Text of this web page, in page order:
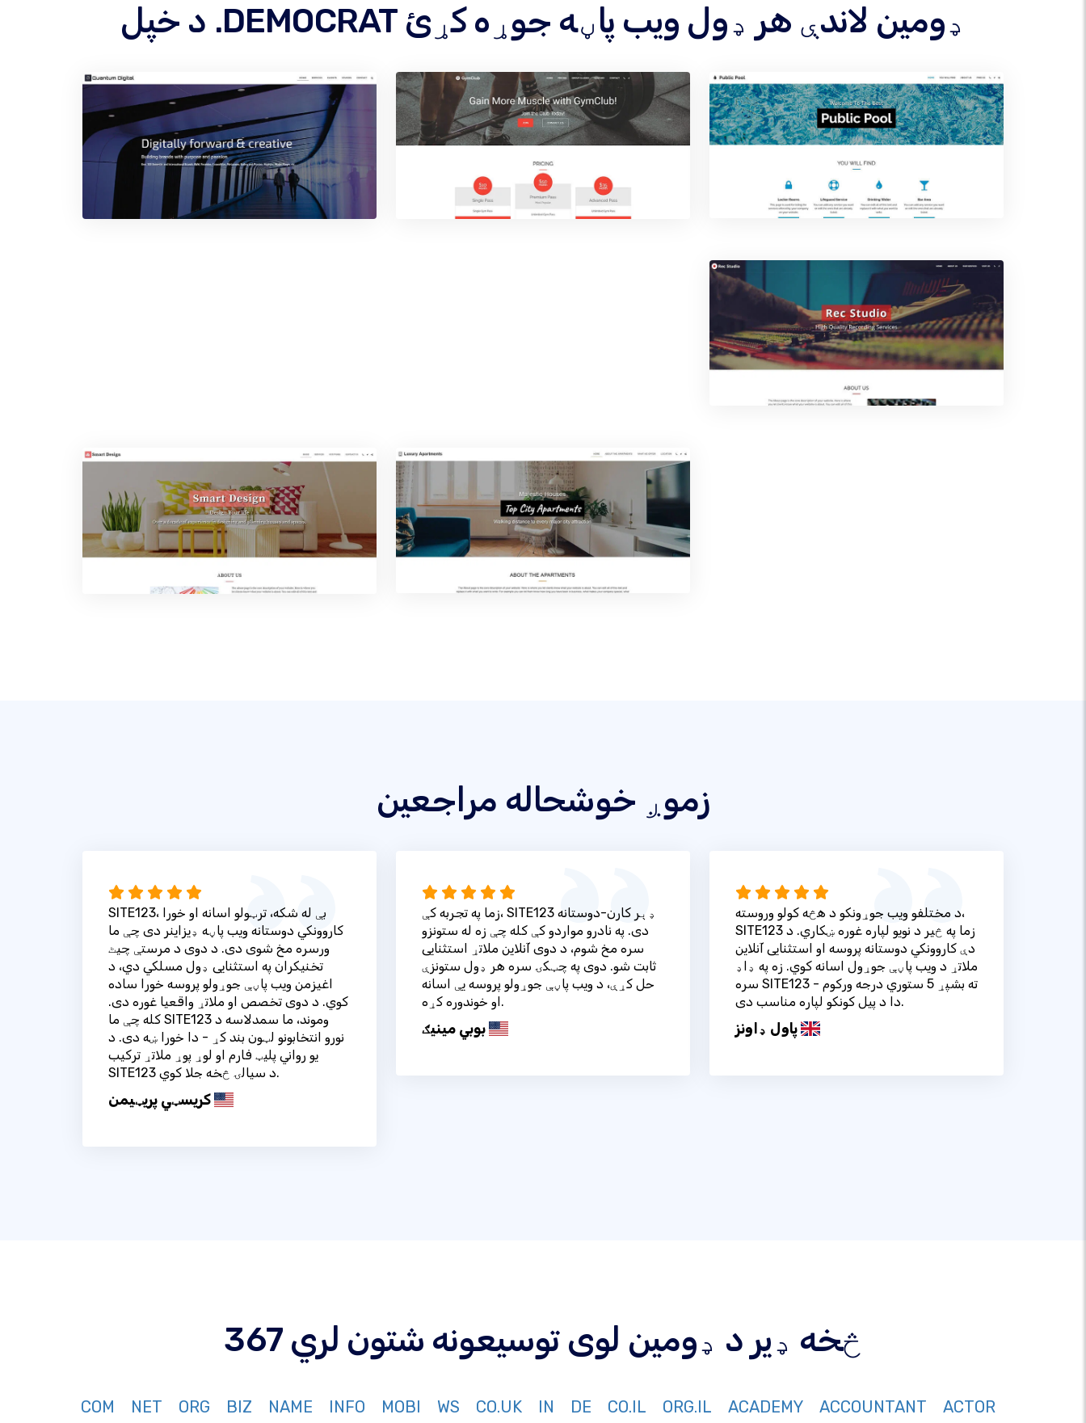
د خپل .DEMOCRAT ډومین لاندې هر ډول ویب پاڼه جوړه کړئ
زموږ خوشحاله مراجعین
SITE123، بې له شکه، ترټولو اسانه او خورا
کاروونکي دوستانه ویب پاڼه ډیزاینر دی چې ما
ورسره مخ شوی دی. د دوی د مرستې چیٹ
تخنیکران په استثنایی ډول مسلکي دي، د
اغیزمن ویب پاڼې جوړولو پروسه خورا ساده
کوي. د دوی تخصص او ملاتړ واقعیا غوره دی.
کله چې ما SITE123 وموند، ما سمدلاسه د
نورو انتخابونو لټون بند کړ - دا خورا ښه دی. د
یو رواني پلیټ فارم او لوړ پوړ ملاتړ ترکیب
SITE123 د سیالۍ څخه جلا کوي.
کریسټي پریټيمن
زما په تجربه کې، SITE123 ډېر کارن-دوستانه
دی. په نادرو مواردو کې کله چې زه له ستونزو
سره مخ شوم، د دوی آنلاین ملاتړ استثنایی
ثابت شو. دوی په چټکۍ سره هر ډول ستونزې
حل کړې، د ویب پاڼې جوړولو پروسه یې اسانه
او خوندوره کړه.
بوبي مینیګ
د مختلفو ویب جوړونکو د هڅه کولو وروسته،
SITE123 زما په څیر د نویو لپاره غوره ښکاري. د
دې کاروونکي دوستانه پروسه او استثنایی آنلاین
ملاتړ د ویب پاڼې جوړول اسانه کوي. زه په ډاډ
سره SITE123 ته بشپړ 5 ستوري درجه ورکوم -
دا د پیل کونکو لپاره مناسب دی.
پاول ډاونز
367 څخه ډیر د ډومین لوی توسیعونه شتون لري
COM NET ORG BIZ NAME INFO MOBI WS CO.UK IN DE CO.IL ORG.IL ACADEMY ACCOUNTANT ACTOR